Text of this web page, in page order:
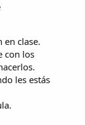
en clase.
con los
les estás